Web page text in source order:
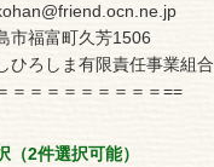
市福富町久芳1506
ろしま有限責任事業組合
＝＝＝＝＝＝＝＝＝==
（2件選択可能）